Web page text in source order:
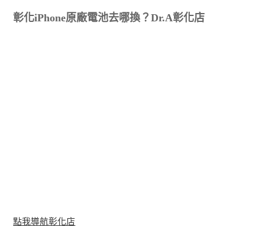
彰化iPhone原廠電池去哪換？Dr.A彰化店
點我導航彰化店